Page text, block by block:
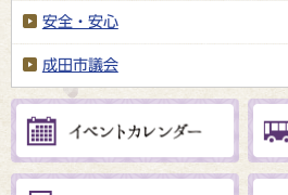
安全・安心
成田市議会